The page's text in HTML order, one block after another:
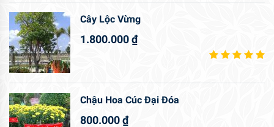
Cây Lộc Vừng
1.800.000₫
Chậu Hoa Cúc Đại Đóa
800.000₫